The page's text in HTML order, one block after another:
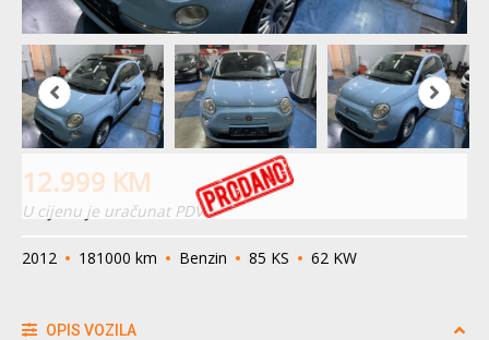
12.999 KM
U cijenu je uračunat PDV
2012 181000 km Benzin 85 KS 62 KW
OPIS VOZILA